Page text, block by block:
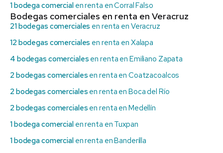
1 bodega comercialen renta en Corral Falso
Bodegas comerciales en renta en Veracruz
21 bodegas comerciales en renta en Veracruz
12 bodegas comerciales en renta en Xalapa
4 bodegas comerciales en renta en Emiliano Zapata
2 bodegas comerciales en renta en Coatzacoalcos
2 bodegas comerciales en renta en Boca del Río
2 bodegas comerciales en renta en Medellín
1 bodega comercialen renta en Tuxpan
1 bodega comercialen renta en Banderilla